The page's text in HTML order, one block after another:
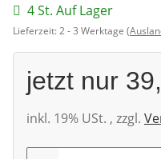
4 St. Auf Lager
Lieferzeit:2 - 3 Werktage
jetzt nur
inkl. 19% USt. , zzgl.